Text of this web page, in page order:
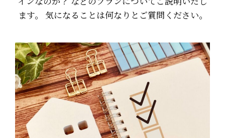
ます。 気になることは何なりとご質問ください。